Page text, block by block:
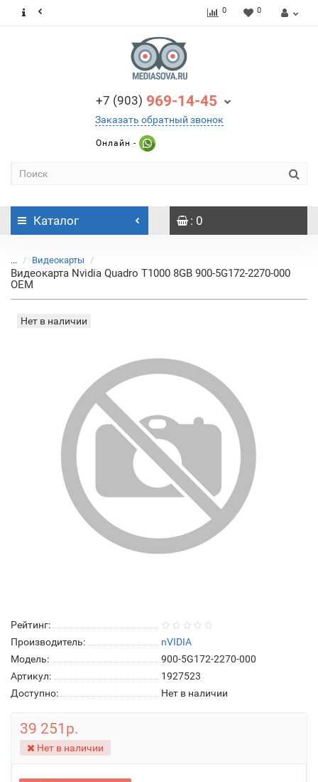
0 0
+7 (903) 969-14-45
Заказать обратный звонок
Онлайн -
Каталог : 0
... Видеокарты
Видеокарта Nvidia Quadro T1000 8GB 900-5G172-2270-000
OEM
Нет в наличии
Рейтинг:
Производитель:
nVIDIA
Модель:
900-5G172-2270-000
Артикул:
1927523
Доступно:
Нет в наличии
39 251р.
Нет в наличии